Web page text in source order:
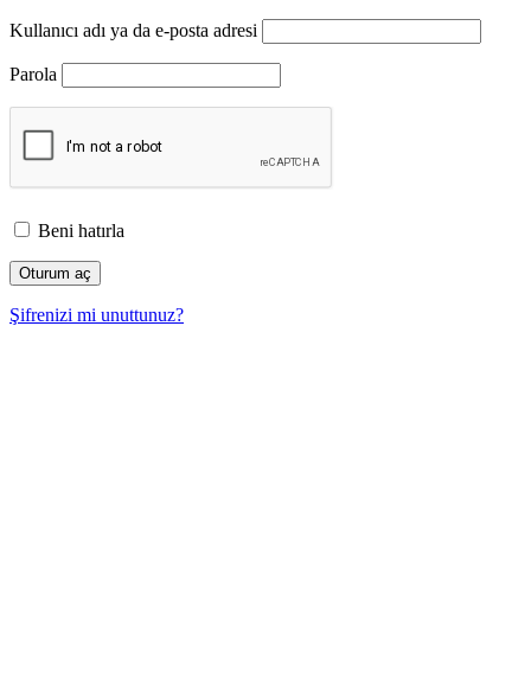
Kullanıcı adı ya da e-posta adresi
Parola
Beni hatırla
Şifrenizi mi unuttunuz?